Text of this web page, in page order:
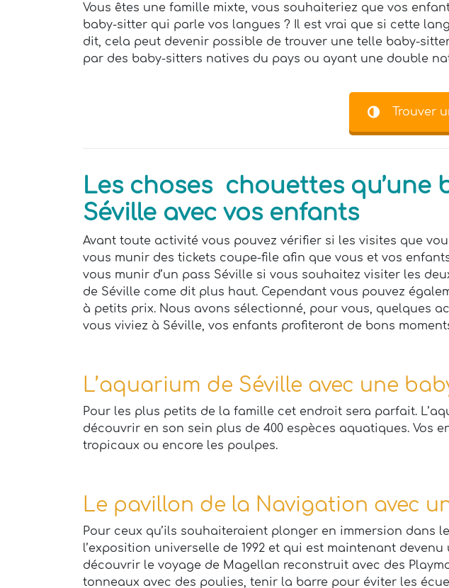
Vous êtes une famille mixte, vous souhaiteriez que vos
baby-sitter qui parle vos langues ? Il est vrai que si cette
dit, cela peut devenir possible de trouver une telle baby-
par des baby-sitters natives du pays ou ayant une double
Trouver
Les choses chouettes
Séville avec vos enfants
Avant toute activité vous pouvez vérifier si les visites que
vous munir des tickets coupe-file afin que vous et vos
vous munir d’un pass Séville si vous souhaitez visiter les
de Séville come dit plus haut. Cependant vous pouvez
à petits prix. Nous avons sélectionné, pour vous, quelques
vous viviez à Séville, vos enfants profiteront de bons
L’aquarium de Séville avec une
Pour les plus petits de la famille cet endroit sera parfait.
découvrir en son sein plus de 400 espèces aquatiques. Vos
tropicaux ou encore les poulpes.
Le pavillon de la Navigation avec
Pour ceux qu’ils souhaiteraient plonger en immersion
l’exposition universelle de 1992 et qui est maintenant
découvrir le voyage de Magellan reconstruit avec des
tonneaux avec des poulies, tenir la barre pour éviter les